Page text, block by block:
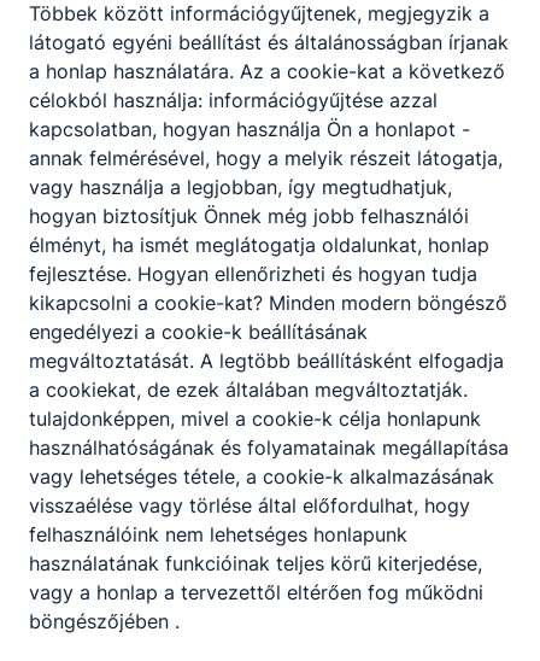
Csatolt PDF-ek
Oktatoi_allaspalyazat_angol nyelv_2026.0
5.13..pdf
Letöltés
Várjuk jelentkezését!
Jelentkezés az állásra
Megosztás
Többek között információgyűjtenek, megjegyzik a
látogató egyéni beállítást és általánosságban írjanak
a honlap használatára. Az a cookie-kat a következő
célokból használja: információgyűjtése azzal
kapcsolatban, hogyan használja Ön a honlapot -
annak felmérésével, hogy a melyik részeit látogatja,
vagy használja a legjobban, így megtudhatjuk,
hogyan biztosítjuk Önnek még jobb felhasználói
élményt, ha ismét meglátogatja oldalunkat, honlap
fejlesztése. Hogyan ellenőrizheti és hogyan tudja
kikapcsolni a cookie-kat? Minden modern böngésző
engedélyezi a cookie-k beállításának
megváltoztatását. A legtöbb beállításként elfogadja
a cookiekat, de ezek általában megváltoztatják.
tulajdonképpen, mivel a cookie-k célja honlapunk
használhatóságának és folyamatainak megállapítása
vagy lehetséges tétele, a cookie-k alkalmazásának
visszaélése vagy törlése által előfordulhat, hogy
felhasználóink ​​nem lehetséges honlapunk
használatának funkcióinak teljes körű kiterjedése,
vagy a honlap a tervezettől eltérően fog működni
böngészőjében .